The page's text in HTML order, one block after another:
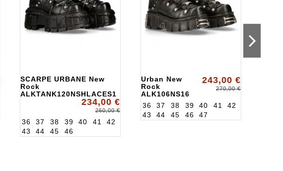
SCARPE URBANE New
Rock
ALKTANK120NSHLACES1
234,00 €
260,00 €
36 37 38 39 40 41
42
43
44 45 46
Urban New
Rock
ALK106NS16
243,00 €
270,00 €
36 37 38 39 40 41
42
43
44 45 46 47